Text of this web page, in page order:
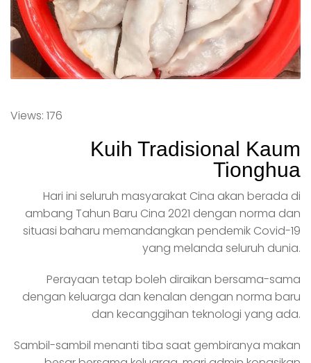
Views: 176
Kuih Tradisional Kaum
Tionghua
Hari ini seluruh masyarakat Cina akan berada di
ambang Tahun Baru Cina 2021 dengan norma dan
situasi baharu memandangkan pendemik Covid-19
yang melanda seluruh dunia.
Perayaan tetap boleh diraikan bersama-sama
dengan keluarga dan kenalan dengan norma baru
dan kecanggihan teknologi yang ada.
Sambil-sambil menanti tiba saat gembiranya makan